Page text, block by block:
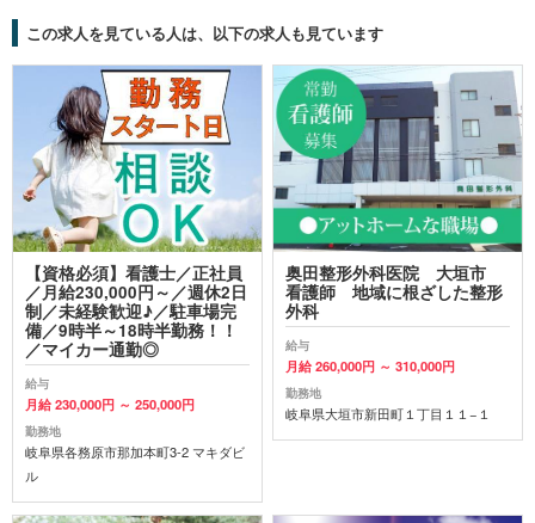
この求人を見ている人は、以下の求人も見ています
【資格必須】看護士／正社員
／月給230,000円～／週休2日
制／未経験歓迎♪／駐車場完
備／9時半～18時半勤務！！
／マイカー通勤◎
給与
月給 230,000円 ～ 250,000円
勤務地
岐阜県各務原市那加本町3-2 マキダビ
ル
奥田整形外科医院 大垣市
看護師 地域に根ざした整形
外科
給与
月給 260,000円 ～ 310,000円
勤務地
岐阜県大垣市新田町１丁目１１−１